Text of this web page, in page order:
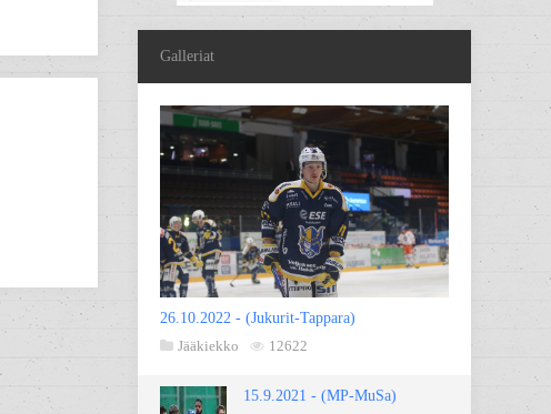
Galleriat
26.10.2022 - (Jukurit-Tappara)
Jääkiekko
12622
15.9.2021 - (MP-MuSa)